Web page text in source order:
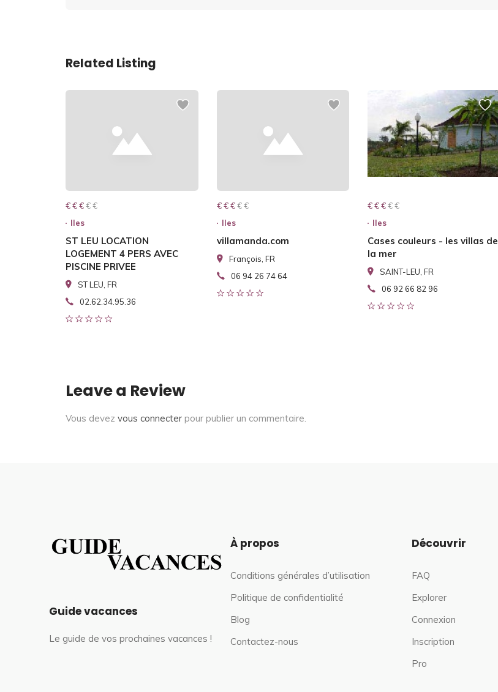
Related Listing
€ € € € €
€ € €
Iles
ST LEU LOCATION
LOGEMENT 4 PERS AVEC
PISCINE PRIVEE
ST LEU, FR
02.62.34.95.36
€ € € € €
€ € €
Iles
villamanda.com
François, FR
06 94 26 74 64
€ € € € €
€ € €
Iles
Cases couleurs - les villas de
la mer
SAINT-LEU, FR
06 92 66 82 96
Leave a Review
Vous devez vous connecter pour publier un commentaire.
Guide vacances
Le guide de vos prochaines vacances !
À propos
Conditions générales d’utilisation
Politique de confidentialité
Blog
Contactez-nous
Découvrir
FAQ
Explorer
Connexion
Inscription
Pro